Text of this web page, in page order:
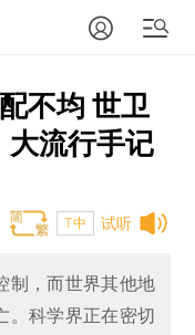
不均 世卫
大流行手记
试听
T中
制，而世界其他地
。科学界正在密切